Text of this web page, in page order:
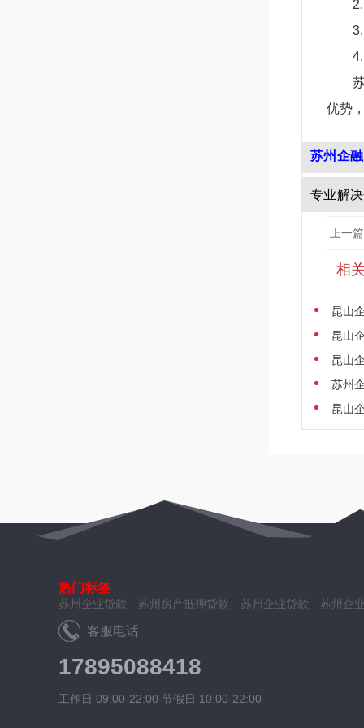
优势
苏州企
专业解
上一
相
昆山
昆山
昆山
苏州
昆山
热门标签
苏州企业贷款 苏州房产抵押贷款 苏州企业贷款 苏州企
客服电话
17895088418
工作日 09:00-22:00 节假日 10:00-22:00